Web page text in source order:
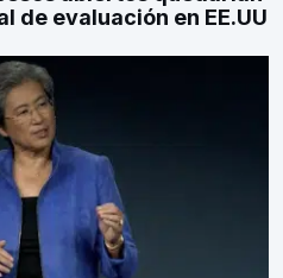
de evaluación en EE.UU